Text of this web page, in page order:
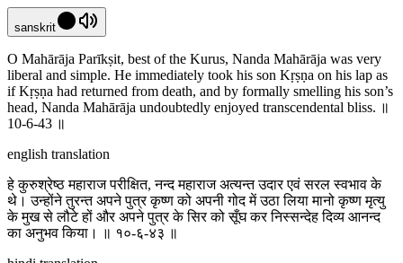
sanskrit
O Mahārāja Parīkṣit, best of the Kurus, Nanda Mahārāja was very
liberal and simple. He immediately took his son Kṛṣṇa on his lap as
if Kṛṣṇa had returned from death, and by formally smelling his son’s
head, Nanda Mahārāja undoubtedly enjoyed transcendental bliss. ॥
10-6-43 ॥
english translation
हे कुरुश्रेष्ठ महाराज परीक्षित, नन्द महाराज अत्यन्त उदार एवं सरल स्वभाव के
थे। उन्होंने तुरन्त अपने पुत्र कृष्ण को अपनी गोद में उठा लिया मानो कृष्ण मृत्यु
के मुख से लौटे हों और अपने पुत्र के सिर को सूँघ कर निस्सन्देह दिव्य आनन्द
का अनुभव किया। ॥ १०-६-४३ ॥